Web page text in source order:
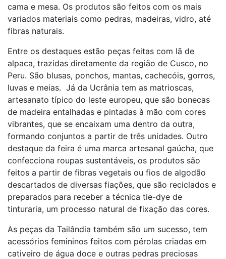
cama e mesa. Os produtos são feitos com os mais
variados materiais como pedras, madeiras, vidro, até
fibras naturais.
Entre os destaques estão peças feitas com lã de
alpaca, trazidas diretamente da região de Cusco, no
Peru. São blusas, ponchos, mantas, cachecóis, gorros,
luvas e meias. Já da Ucrânia tem as matrioscas,
artesanato típico do leste europeu, que são bonecas
de madeira entalhadas e pintadas à mão com cores
vibrantes, que se encaixam uma dentro da outra,
formando conjuntos a partir de três unidades. Outro
destaque da feira é uma marca artesanal gaúcha, que
confecciona roupas sustentáveis, os produtos são
feitos a partir de fibras vegetais ou fios de algodão
descartados de diversas fiações, que são reciclados e
preparados para receber a técnica tie-dye de
tinturaria, um processo natural de fixação das cores.
As peças da Tailândia também são um sucesso, tem
acessórios femininos feitos com pérolas criadas em
cativeiro de água doce e outras pedras preciosas